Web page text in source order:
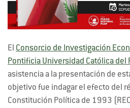
El Consorcio de Investigación
Pontificia Universidad Católica del
asistencia a la presentación de
objetivo fue indagar el efecto del
Constitución Política de 1993